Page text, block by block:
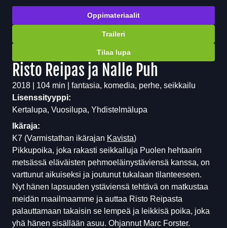
Oppimateriaalit
Traileri
Tilaa lupa
Risto Reipas ja Nalle Puh
2018 | 104 min | fantasia, komedia, perhe, seikkailu
Lisenssityyppi:
Kertalupa, Vuosilupa, Yhdistelmälupa
Ikäraja:
K7 (Varmistathan ikärajan Kavista)
Pikkupoika, joka rakasti seikkailuja Puolen hehtaarin
metsässä eläväisten pehmoeläinystäviensä kanssa, on
varttunut aikuiseksi ja joutunut tukalaan tilanteeseen.
Nyt hänen lapsuuden ystäviensä tehtävä on matkustaa
meidän maailmaamme ja auttaa Risto Reipasta
palauttamaan takaisin se lempeä ja leikkisä poika, joka
yhä hänen sisällään asuu. Ohjannut Marc Forster.